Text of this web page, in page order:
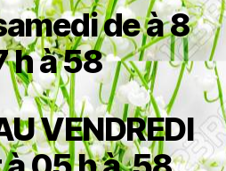
de à 8
h à 58
VENDREDI